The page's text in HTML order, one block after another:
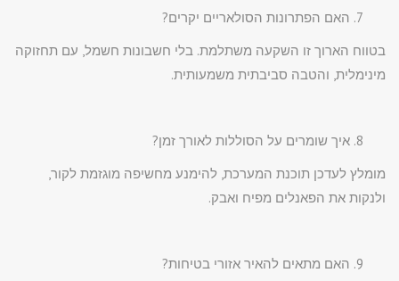
האם הפתרונות הסולאריים יקרים?
בטווח הארוך זו השקעה משתלמת. בלי חשבונות חשמל, עם תחזוקה
מינימלית, והטבה סביבתית משמעותית.
איך שומרים על הסוללות לאורך זמן?
מומלץ לעדכן תוכנת המערכת, להימנע מחשיפה מוגזמת לקור,
ולנקות את הפאנלים מפיח ואבק.
האם מתאים להאיר אזורי בטיחות?